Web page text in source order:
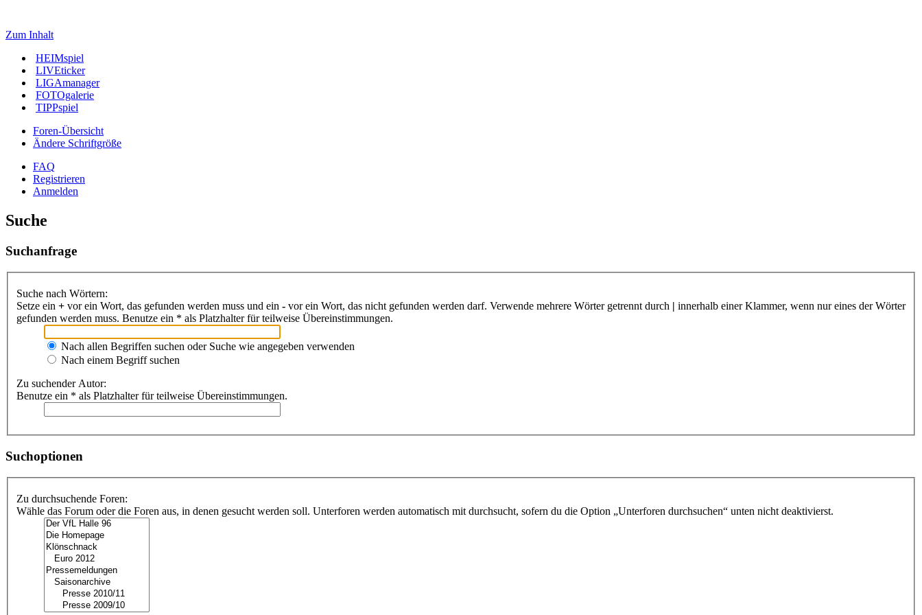
Zum Inhalt
HEIMspiel
LIVEticker
LIGAmanager
FOTOgalerie
TIPPspiel
Foren-Übersicht
Ändere Schriftgröße
FAQ
Registrieren
Anmelden
Suche
Suchanfrage
Suche nach Wörtern:
Setze ein + vor ein Wort, das gefunden werden muss und ein - vor ein Wort, das nicht gefunden werden darf. Verwende mehrere Wörter getrennt durch | innerhalb einer Klammer, wenn nur eines der Wörter
gefunden werden muss. Benutze ein * als Platzhalter für teilweise Übereinstimmungen.
Nach allen Begriffen suchen oder Suche wie angegeben verwenden
Nach einem Begriff suchen
Zu suchender Autor:
Benutze ein * als Platzhalter für teilweise Übereinstimmungen.
Suchoptionen
Zu durchsuchende Foren:
Wähle das Forum oder die Foren aus, in denen gesucht werden soll. Unterforen werden automatisch mit durchsucht, sofern du die Option „Unterforen durchsuchen“ unten nicht deaktivierst.